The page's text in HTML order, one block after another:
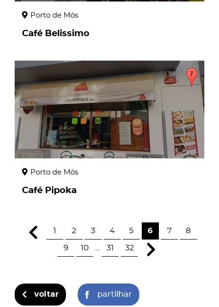
Porto de Mós
Café Belissimo
page
Porto de Mós
Café Pipoka
1 2 3 4 5 6 7 8
9 10 31 32
voltar partilhar